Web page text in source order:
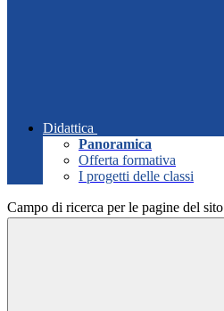
Didattica
Panoramica
Offerta formativa
I progetti delle classi
Campo di ricerca per le pagine del sito